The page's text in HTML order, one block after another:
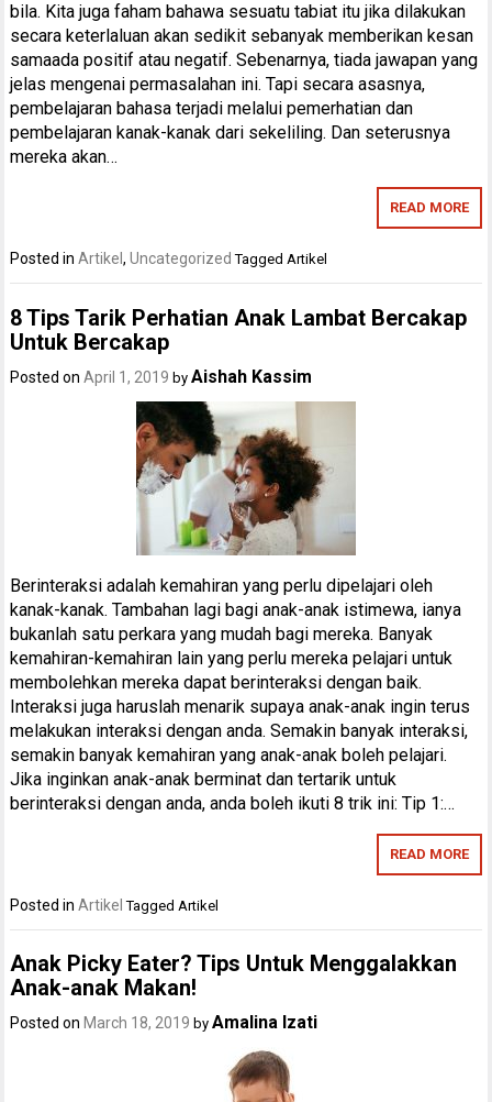
bila. Kita juga faham bahawa sesuatu tabiat itu jika dilakukan
secara keterlaluan akan sedikit sebanyak memberikan kesan
samaada positif atau negatif. Sebenarnya, tiada jawapan yang
jelas mengenai permasalahan ini. Tapi secara asasnya,
pembelajaran bahasa terjadi melalui pemerhatian dan
pembelajaran kanak-kanak dari sekeliling. Dan seterusnya
mereka akan…
READ MORE
Posted inArtikel,Uncategorized TaggedArtikel
8 Tips Tarik Perhatian Anak Lambat Bercakap
Untuk Bercakap
Posted onApril 1, 2019 byAishah Kassim
Berinteraksi adalah kemahiran yang perlu dipelajari oleh
kanak-kanak. Tambahan lagi bagi anak-anak istimewa, ianya
bukanlah satu perkara yang mudah bagi mereka. Banyak
kemahiran-kemahiran lain yang perlu mereka pelajari untuk
membolehkan mereka dapat berinteraksi dengan baik.
Interaksi juga haruslah menarik supaya anak-anak ingin terus
melakukan interaksi dengan anda. Semakin banyak interaksi,
semakin banyak kemahiran yang anak-anak boleh pelajari.
Jika inginkan anak-anak berminat dan tertarik untuk
berinteraksi dengan anda, anda boleh ikuti 8 trik ini: Tip 1:…
READ MORE
Posted inArtikel Tagged Artikel
Anak Picky Eater? Tips Untuk Menggalakkan
Anak-anak Makan!
Posted on March 18, 2019 byAmalina Izati